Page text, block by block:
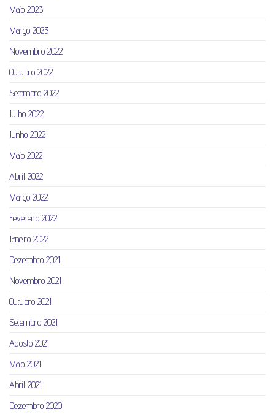
Maio 2023
Março 2023
Novembro 2022
Outubro 2022
Setembro 2022
Julho 2022
Junho 2022
Maio 2022
Abril 2022
Março 2022
Fevereiro 2022
Janeiro 2022
Dezembro 2021
Novembro 2021
Outubro 2021
Setembro 2021
Agosto 2021
Maio 2021
Abril 2021
Dezembro 2020